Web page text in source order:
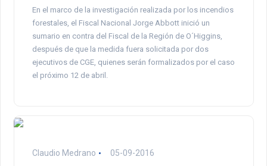
En el marco de la investigación realizada por los incendios
forestales, el Fiscal Nacional Jorge Abbott inició un
sumario en contra del Fiscal de la Región de O´Higgins,
después de que la medida fuera solicitada por dos
ejecutivos de CGE, quienes serán formalizados por el caso
el próximo 12 de abril.
Claudio Medrano 05-09-2016